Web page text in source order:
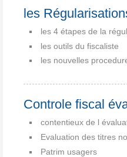
les
les 4 étapes de la
les outils du fiscaliste
les nouvelles
Controle fiscal
contentieux de l
Evaluation des titres
Patrim usagers